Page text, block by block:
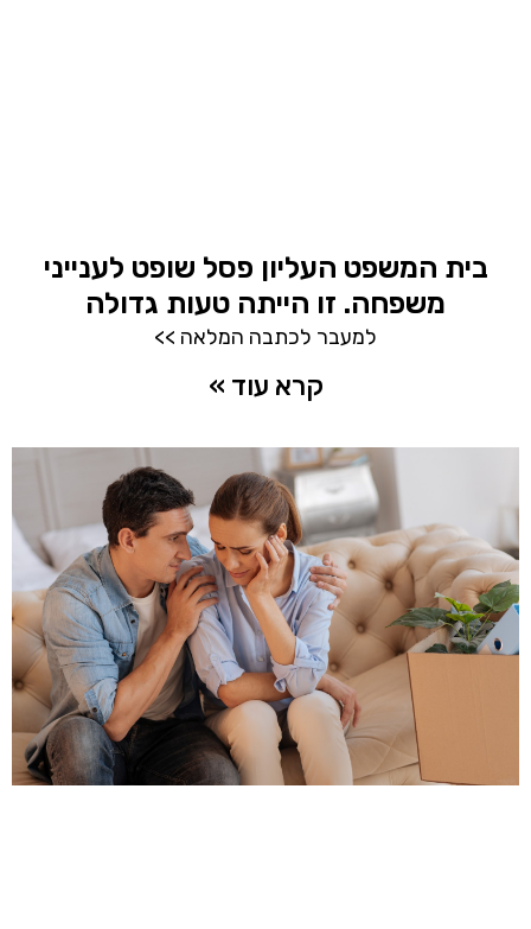
בית המשפט העליון פסל שופט לענייני
משפחה. זו הייתה טעות גדולה
למעבר לכתבה המלאה >>
קרא עוד »